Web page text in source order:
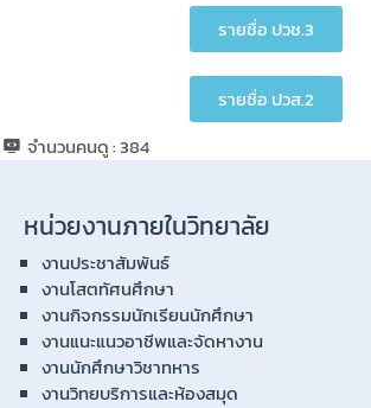
รายชื่อ ปวช.3
รายชื่อ ปวส.2
จำนวนคนดู :384
หน่วยงานภายในวิทยาลัย
งานประชาสัมพันธ์
งานโสตทัศนศึกษา
งานกิจกรรมนักเรียนนักศึกษา
งานแนะแนวอาชีพและจัดหางาน
งานนักศึกษาวิชาทหาร
งานวิทยบริการและห้องสมุด